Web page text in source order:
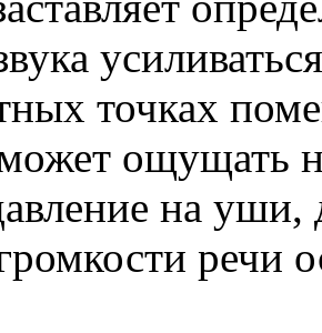
усиливаться
точках
ощущать
на уши,
речи